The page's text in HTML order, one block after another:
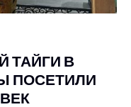
ТАЙГИ В
ПОСЕТИЛИ